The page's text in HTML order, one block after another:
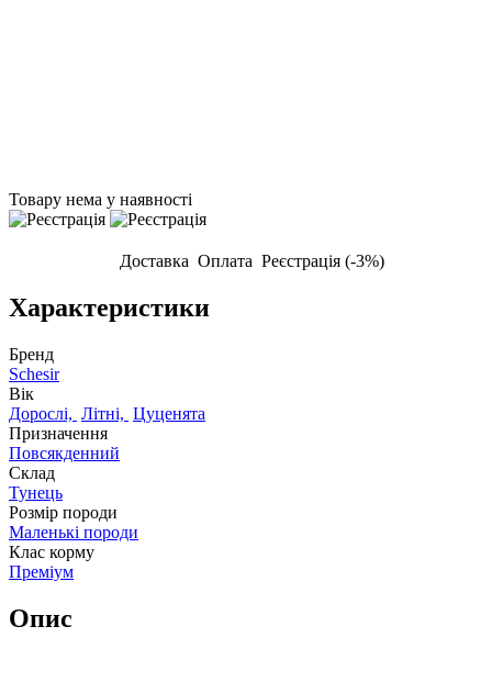
Товару нема у наявності
Доставка Оплата Реєстрація (-3%)
Характеристики
Бренд
Schesir
Вік
Дорослі, Літні, Цуценята
Призначення
Повсякденний
Склад
Тунець
Розмір породи
Маленькі породи
Клас корму
Преміум
Опис